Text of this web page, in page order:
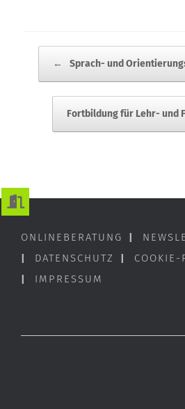
← Sprach- und
Fortbildung für Lehr- und
ONLINEBERATUNG |
| DATENSCHUTZ | COOKIE-
| IMPRESSUM